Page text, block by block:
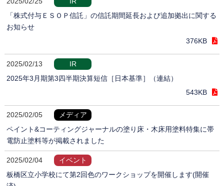
「株式付与ＥＳＯＰ信託」の信託期間延長および追加拠出に関する
お知らせ
376KB
2025/02/13
IR
2025年3月期第3四半期決算短信［日本基準］（連結）
543KB
2025/02/05
メディア
ペイント&コーティングジャーナルの塗り床・木床用塗料特集に帯
電防止塗料等が掲載されました
2025/02/04
イベント
板橋区立小学校にて第2回色のワークショップを開催します(開催